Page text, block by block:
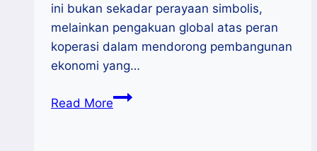
ini bukan sekadar perayaan simbolis,
melainkan pengakuan global atas peran
koperasi dalam mendorong pembangunan
ekonomi yang…
Read MorePBB